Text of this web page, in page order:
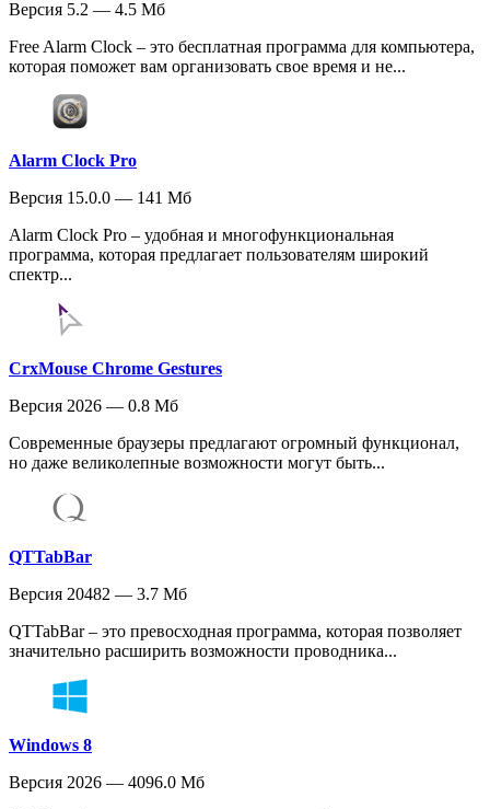
Версия 5.2 — 4.5 Мб
Free Alarm Clock – это бесплатная программа для компьютера,
которая поможет вам организовать свое время и не...
Alarm Clock Pro
Версия 15.0.0 — 141 Мб
Alarm Clock Pro – удобная и многофункциональная
программа, которая предлагает пользователям широкий
спектр...
CrxMouse Chrome Gestures
Версия 2026 — 0.8 Мб
Современные браузеры предлагают огромный функционал,
но даже великолепные возможности могут быть...
QTTabBar
Версия 20482 — 3.7 Мб
QTTabBar – это превосходная программа, которая позволяет
значительно расширить возможности проводника...
Windows 8
Версия 2026 — 4096.0 Мб